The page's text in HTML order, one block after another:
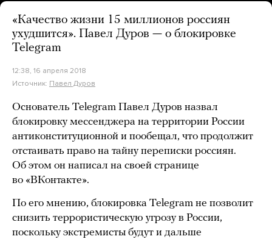
«Качество жизни 15 миллионов россиян
ухудшится». Павел Дуров — о блокировке
Telegram
12:38, 16 апреля 2018
Источник: Павел Дуров
Основатель Telegram Павел Дуров назвал
блокировку мессенджера на территории России
антиконституционной и пообещал, что продолжит
отстаивать право на тайну переписки россиян.
Об этом он написал на своей странице
во «ВКонтакте».
По его мнению, блокировка Telegram не позволит
снизить террористическую угрозу в России,
поскольку экстремисты будут и дальше